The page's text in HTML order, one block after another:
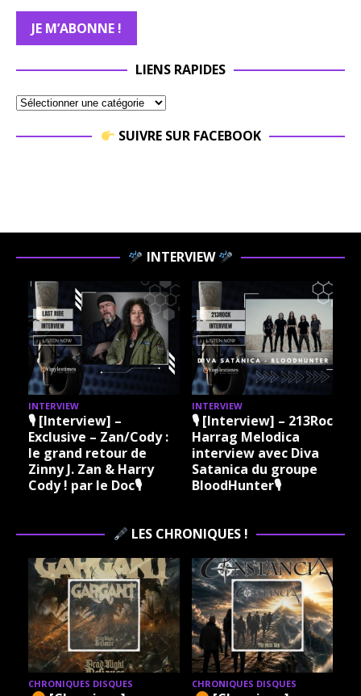
LIENS RAPIDES
SUIVRE SUR FACEBOOK
INTERVIEW
INTERVIEW
🎙 [Interview] –
Exclusive – Zan/Cody :
le grand retour de
Zinny J. Zan & Harry
Cody ! par le Doc🎙
INTERVIEW
🎙 [Interview] – 213Rock
Harrag Melodica
interview avec Diva
Satanica du groupe
BloodHunter🎙
LES CHRONIQUES !
CHRONIQUES DISQUES CHRONIQUES DISQUES